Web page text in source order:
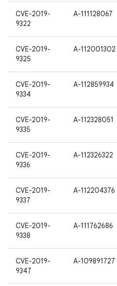
CVE-2019-
9322
A-111128067
CVE-2019-
9325
A-112001302
CVE-2019-
9334
A-112859934
CVE-2019-
9335
A-112328051
CVE-2019-
9336
A-112326322
CVE-2019-
9337
A-112204376
CVE-2019-
9338
A-111762686
CVE-2019-
9347
A-109891727